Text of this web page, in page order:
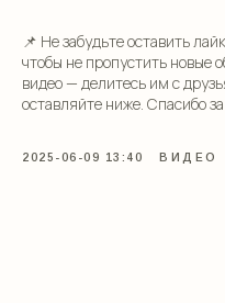
📌 Не забудьте оставить
чтобы не пропустить новые
видео — делитесь им с
оставляйте ниже. Спасибо
2025-06-09 13:40 ВИДЕО